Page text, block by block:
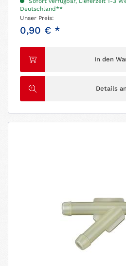
Deutschland**
Unser Preis:
0,90 € *
In den
Details